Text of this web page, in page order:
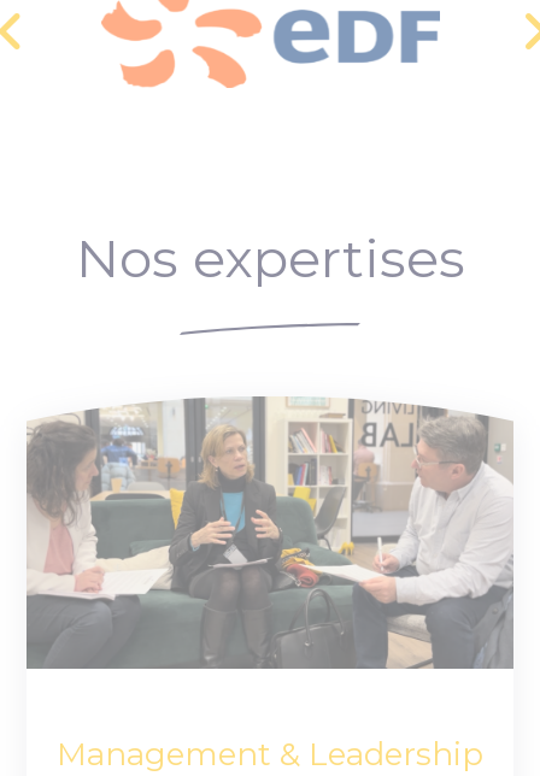
Nos expertises
Management & Leadership